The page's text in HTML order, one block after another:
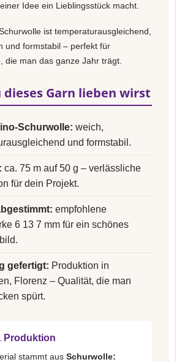
Idee ein Lieblingsstück macht.
ist temperaturausgleichend,
und formstabil – perfekt für
die man das ganze Jahr trägt.
Garn lieben wirst
Schurwolle: weich,
und formstabil.
ca. 75 m auf 50 g – verlässliche
für dein Projekt.
empfohlene
6 13 7 mm für ein schönes
gefertigt: Produktion in
Florenz – Qualität, die man
spürt.
Produktion
stammt aus Schurwolle: